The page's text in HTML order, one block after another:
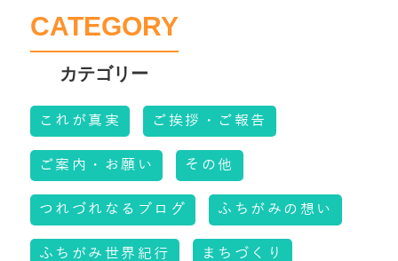
CATEGORY
これが真実 ご挨拶・ご報告
ご案内・お願い その他
つれづれなるブログ ふちがみの想い
ふちがみ世界紀行 まちづくり